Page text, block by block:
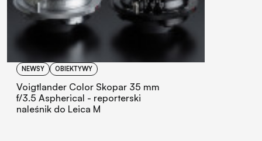
NEWSY OBIEKTYWY
Voigtlander Color Skopar 35 mm
f/3.5 Aspherical - reporterski
naleśnik do Leica M